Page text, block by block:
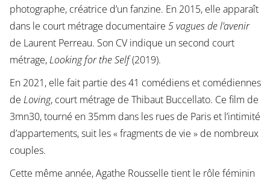
photographe, créatrice d’un fanzine. En 2015, elle apparaît
dans le court métrage documentaire 5 vagues de l’avenir
de Laurent Perreau. Son CV indique un second court
métrage,Looking for the Self(2019).
En 2021, elle fait partie des 41 comédiens et comédiennes
de Loving, court métrage de Thibaut Buccellato. Ce film de
3mn30, tourné en 35mm dans les rues de Paris et l’intimité
d’appartements, suit les « fragments de vie » de nombreux
couples.
Cette même année, Agathe Rousselle tient le rôle féminin